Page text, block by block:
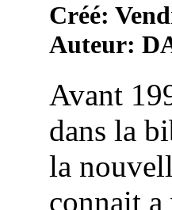
Créé:
Auteur:
Avant
dans la
la
connait